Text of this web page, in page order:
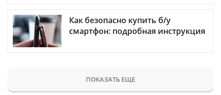
Как безопасно купить б/у
смартфон: подробная инструкция
ПОКАЗАТЬ ЕЩЕ